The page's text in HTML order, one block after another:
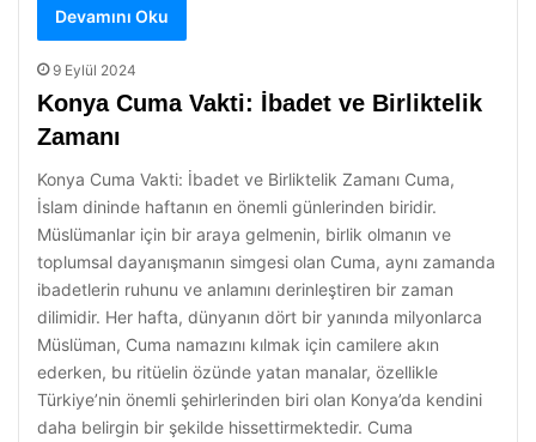
Devamını Oku
9 Eylül 2024
Konya Cuma Vakti: İbadet ve Birliktelik
Zamanı
Konya Cuma Vakti: İbadet ve Birliktelik Zamanı Cuma,
İslam dininde haftanın en önemli günlerinden biridir.
Müslümanlar için bir araya gelmenin, birlik olmanın ve
toplumsal dayanışmanın simgesi olan Cuma, aynı zamanda
ibadetlerin ruhunu ve anlamını derinleştiren bir zaman
dilimidir. Her hafta, dünyanın dört bir yanında milyonlarca
Müslüman, Cuma namazını kılmak için camilere akın
ederken, bu ritüelin özünde yatan manalar, özellikle
Türkiye’nin önemli şehirlerinden biri olan Konya’da kendini
daha belirgin bir şekilde hissettirmektedir. Cuma